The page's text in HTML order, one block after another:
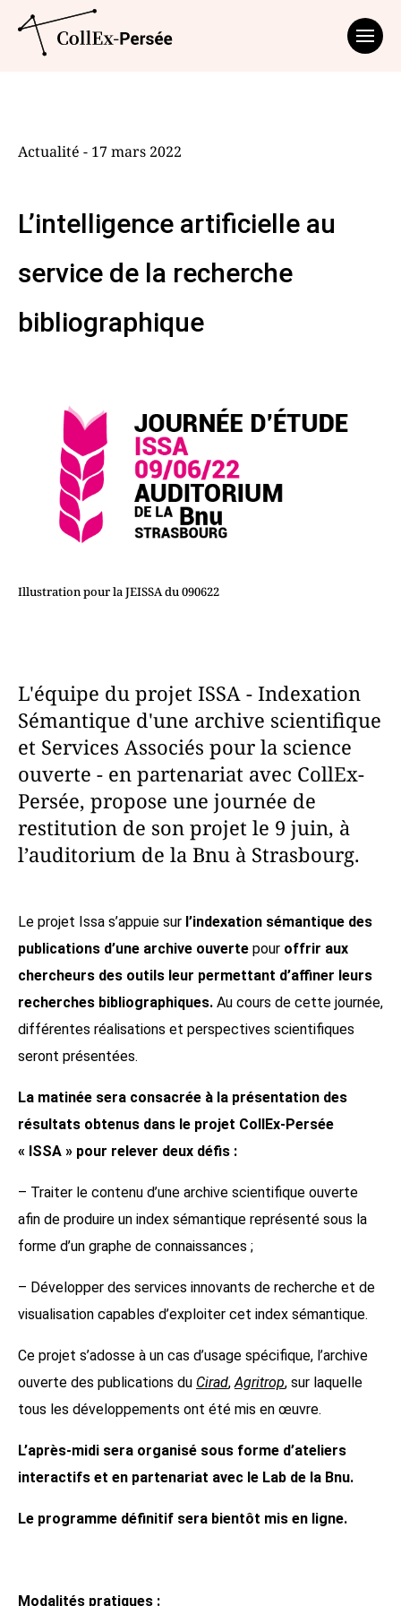
Illustration pour la JEISSA du 090622
Actualité - 17 mars 2022
L’intelligence artificielle au
service de la recherche
bibliographique
L'équipe du projet ISSA - Indexation
Sémantique d'une archive scientifique
et Services Associés pour la science
ouverte - en partenariat avec CollEx-
Persée, propose une journée de
restitution de son projet le 9 juin, à
l’auditorium de la Bnu à Strasbourg.
Le projet Issa s’appuie sur l’indexation sémantique des
publications d’une archive ouverte pour offrir aux
chercheurs des outils leur permettant d’affiner leurs
recherches bibliographiques. Au cours de cette journée,
différentes réalisations et perspectives scientifiques
seront présentées.
La matinée sera consacrée à la présentation des
résultats obtenus dans le projet CollEx-Persée
« ISSA » pour relever deux défis :
– Traiter le contenu d’une archive scientifique ouverte
afin de produire un index sémantique représenté sous la
forme d’un graphe de connaissances ;
– Développer des services innovants de recherche et de
visualisation capables d’exploiter cet index sémantique.
Ce projet s’adosse à un cas d’usage spécifique, l’archive
ouverte des publications du Cirad, Agritrop, sur laquelle
tous les développements ont été mis en œuvre.
L’après-midi sera organisé sous forme d’ateliers
interactifs et en partenariat avec le Lab de la Bnu.
Le programme définitif sera bientôt mis en ligne.
Modalités pratiques :